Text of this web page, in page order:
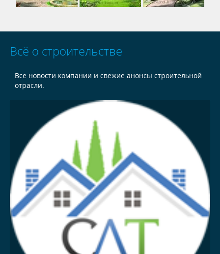
Всё о строительстве
Все новости компании и свежие анонсы строительной
отрасли.